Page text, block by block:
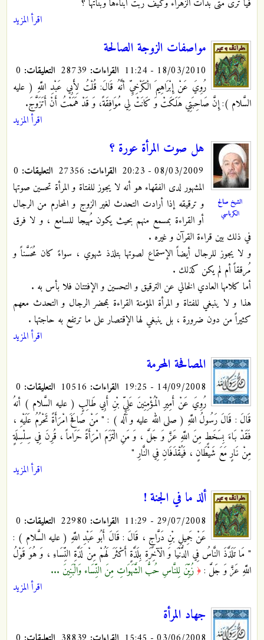
فيا ترى متى بدأت الزهراء وكيف ربّت أبناءها وبناتها ؟
اقرأ المزيد
مواصفات الزوجة الصالحة
18/03/2010 - 11:24 القراءات: التعليقات:
رُوِيَ عَنْ إِبْرَاهِيمَ الْكَرْخِيِّ أنَّهُ قَالَ: قُلْتُ لِأَبِي عَبْدِ اللَّهِ ( عليه
السَّلام ): إِنَّ صَاحِبَتِي هَلَكَتْ وَ كَانَتْ لِي مُوَافِقَةً، وَ قَدْ هَمَمْتُ أَنْ أَتَزَوَّجَ.
اقرأ المزيد
الشيخ صالح
الكرباسي
هل صوت المرأة عورة ؟
08/03/2009 - 20:23 القراءات: التعليقات:
المشهور لدى الفقهاء هو أنه لا يجوز للفتاة و المرأة تحسين صوتها
و ترقيقه إذا أرادت التحدث لغير الزوج و المحارم من الرجال
أو القراءة بمسمع منهم بحيث يكون مُهيجا للسامع ، و لا فرق
في ذلك بين قراءة القرآن و غيره .
و لا يجوز للرجال أيضاً الإستماع لصوتها بتلذذ شهوي ، سواءً كان مُحَسَّناً و
مُرققاً أم لم يكن كذلك .
أما كلامها العادي الخالي عن الترقيق و التحسين و الإفتتان فلا بأس به .
هذا و لا ينبغي للفتاة و المرأة المؤمنة القراءة بمحضر الرجال و التحدث معهم
كثيراً من دون ضرورة ، بل ينبغي لها الإقتصار على ما ترتفع به حاجتها .
اقرأ المزيد
المصافحة المحرمة
14/09/2008 - 19:25 القراءات: التعليقات:
رُوِيَ عَنْ أَمِيرِ الْمُؤْمِنِينَ عَلِيِّ بْنِ أَبِي طَالِبٍ ( عليه السَّلام ) أنهُ
قَالَ : قَالَ رَسُولُ اللَّهِ ( صلى الله عليه و آله ) : " مَنْ صَافَحَ امْرَأَةً تَحْرُمُ عَلَيْهِ ،
فَقَدْ بَاءَ بِسَخَطٍ مِنَ اللَّهِ عَزَّ وَ جَلَّ ، وَ مَنِ الْتَزَمَ امْرَأَةً حَرَاماً ، قُرِنَ فِي سِلْسِلَةٍ
مِنْ نَارٍ مَعَ شَيْطَانٍ ، فَيُقْذَفَانِ فِي النَّارِ "
اقرأ المزيد
ألذ ما في الجنة !
29/07/2008 - 11:29 القراءات: التعليقات:
عَنْ جَمِيلِ بْنِ دَرَّاجٍ ، قَالَ : قَالَ أَبُو عَبْدِ اللَّهِ ( عليه السَّلام ) :
" مَا تَلَذَّذَ النَّاسُ فِي الدُّنْيَا وَ الْآخِرَةِ بِلَذَّةٍ أَكْثَرَ لَهُمْ مِنْ لَذَّةِ النِّسَاءِ ، وَ هُوَ قَوْلُ
اللَّهِ عَزَّ وَ جَلَّ : ﴿ زُيِّنَ لِلنَّاسِ حُبُّ الشَّهَوَاتِ مِنَ النِّسَاء وَالْبَنِينَ ...
اقرأ المزيد
جهاد المرأة